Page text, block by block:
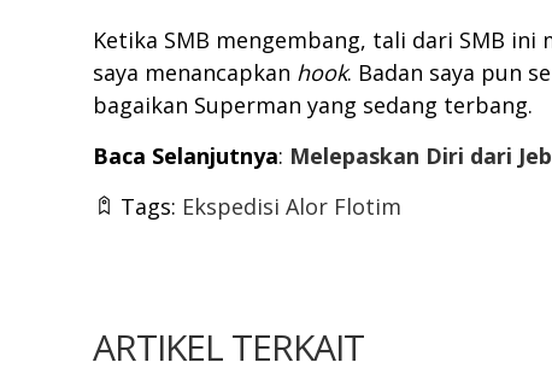
Ketika SMB mengembang, tali dari SMB ini
saya menancapkan hook. Badan saya pun
bagaikan Superman yang sedang terbang.
Baca Selanjutnya: Melepaskan Diri dari
Tags: Ekspedisi Alor Flotim
ARTIKEL TERKAIT